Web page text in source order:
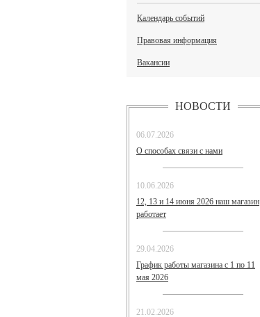
Календарь событий
Правовая информация
Вакансии
НОВОСТИ
06.07.2026
О способах связи с нами
10.06.2026
12, 13 и 14 июня 2026 наш магазин
работает
29.04.2026
График работы магазина с 1 по 11
мая 2026
21.02.2026